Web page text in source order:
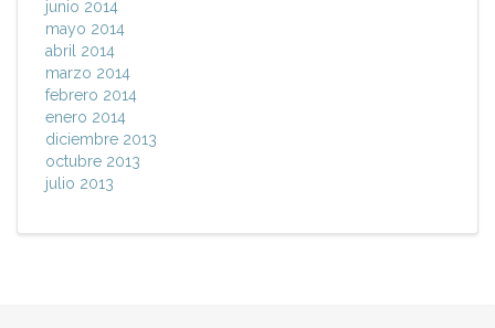
junio 2014
mayo 2014
abril 2014
marzo 2014
febrero 2014
enero 2014
diciembre 2013
octubre 2013
julio 2013